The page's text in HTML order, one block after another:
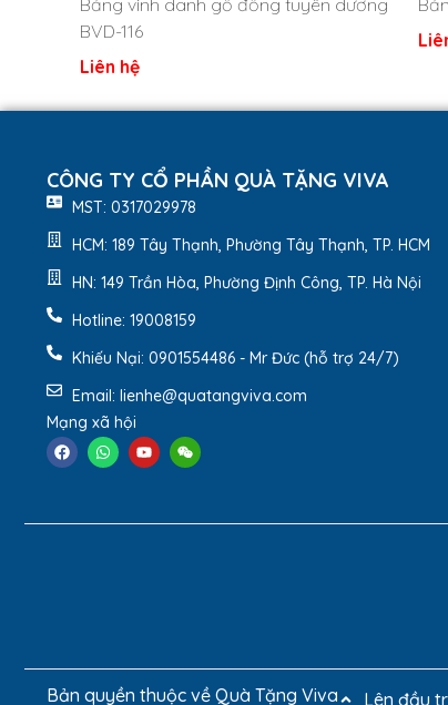
Bảng Vinh
2. Những Ưu Điểm Nổi
2.1. Chất liệu và kích thước
Bảng vinh danh gỗ đồng tuyên dương
BVD-116
Liên hệ
CÔNG TY CỔ PHẦN QUÀ TẶNG VIVA
MST: 0317029978
HCM: 189 Tây Thạnh, Phường Tây Thạnh, TP. HCM
HN: 149 Trần Hòa, Phường Định Công, TP. Hà Nội
Hotline: 19008159
Khiếu Nại: 0901554486 - Mr Đức (hỗ trợ 24/7)
Email: lienhe@quatangviva.com
Mạng xã hội
Bản quyền thuộc về Quà Tặng Viva Lên đầu